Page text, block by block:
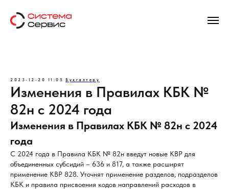
2023-12-20 11:05 Бухгалтеру
Изменения в Правилах КБК №
82н с 2024 года
Изменения в Правилах КБК № 82н с 2024
года
С 2024 года в Правила КБК № 82н введут новые КВР для
объединенных субсидий – 636 и 817, а также расширят
применение КВР 828. Уточнят применение разделов, подразделов
КБК и правила присвоения кодов направлений расходов в